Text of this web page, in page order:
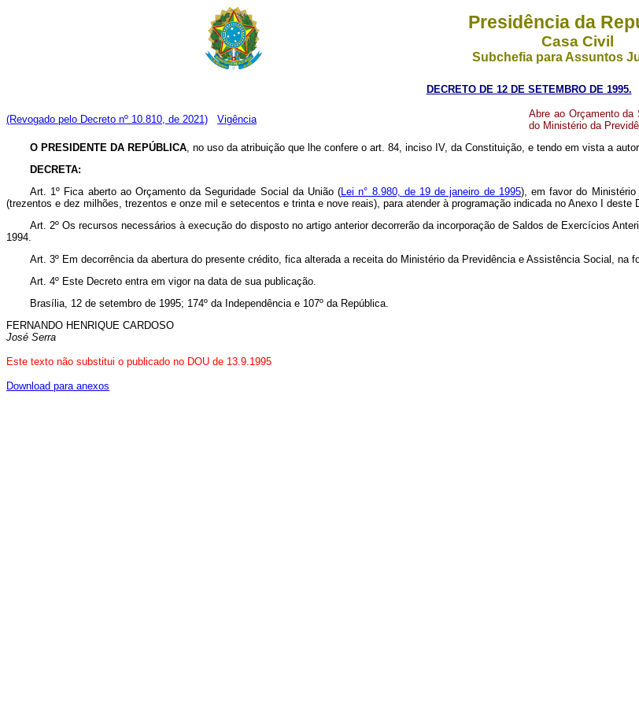
Presidência da
Casa Civil
Subchefia para Assuntos
DECRETO DE 12 DE SETEMBRO DE 1995.
(Revogado pelo Decreto nº 10.810, de 2021) Vigência
Abre ao Orçamento da
do Ministério da
O PRESIDENTE DA REPÚBLICA, no uso da atribuição que lhe confere o art. 84, inciso IV, da Constituição, e tendo em vista a
DECRETA:
Art. 1º Fica aberto ao Orçamento da Seguridade Social da União (Lei n° 8.980, de 19 de janeiro de 1995), em favor do Ministério
(trezentos e dez milhões, trezentos e onze mil e setecentos e trinta e nove reais), para atender à programação indicada no Anexo I deste
Art. 2º Os recursos necessários à execução do disposto no artigo anterior decorrerão da incorporação de Saldos de Exercícios
1994.
Art. 3º Em decorrência da abertura do presente crédito, fica alterada a receita do Ministério da Previdência e Assistência Social, na
Art. 4º Este Decreto entra em vigor na data de sua publicação.
Brasília, 12 de setembro de 1995; 174º da Independência e 107º da República.
FERNANDO HENRIQUE CARDOSO
José Serra
Este texto não substitui o publicado no DOU de 13.9.1995
Download para anexos